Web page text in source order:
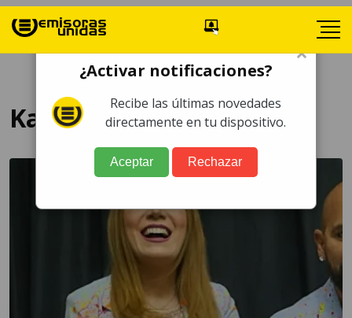
Kabah
×
¿Activar notificaciones?
Recibe las últimas novedades
directamente en tu dispositivo.
Aceptar Rechazar